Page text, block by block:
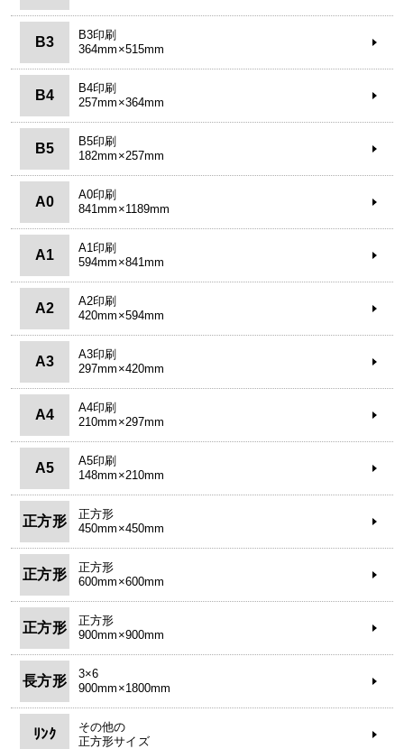
B3
B3印刷
364mm×515mm
B4
B4印刷
257mm×364mm
B5
B5印刷
182mm×257mm
A0
A0印刷
841mm×1189mm
A1
A1印刷
594mm×841mm
A2
A2印刷
420mm×594mm
A3
A3印刷
297mm×420mm
A4
A4印刷
210mm×297mm
A5
A5印刷
148mm×210mm
正方形
正方形
450mm×450mm
正方形
正方形
600mm×600mm
正方形
正方形
900mm×900mm
長方形
3×6
900mm×1800mm
ﾘﾝｸ
その他の
正方形サイズ